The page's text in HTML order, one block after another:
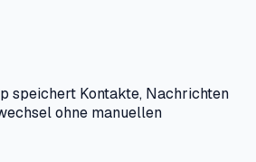
speichert Kontakte, Nachrichten
ohne manuellen